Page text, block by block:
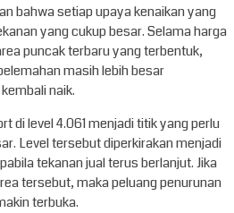
bahwa setiap upaya kenaikan yang
yang cukup besar. Selama harga
puncak terbaru yang terbentuk,
masih lebih besar
naik.
di level 4.061 menjadi titik yang perlu
Level tersebut diperkirakan menjadi
tekanan jual terus berlanjut. Jika
tersebut, maka peluang penurunan
terbuka.